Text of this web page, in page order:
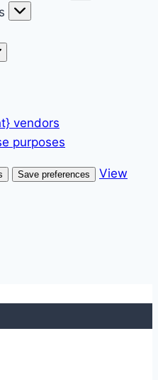
vendors
purposes
Save preferences
View